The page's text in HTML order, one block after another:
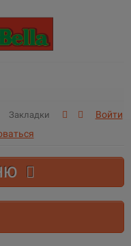
Закладки
Войти